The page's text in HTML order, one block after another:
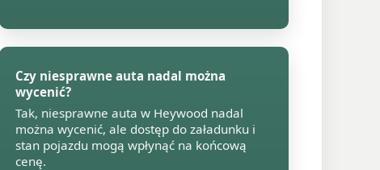
Czy niesprawne auta nadal można
wycenić?
Tak, niesprawne auta w Heywood nadal
można wycenić, ale dostęp do załadunku i
stan pojazdu mogą wpłynąć na końcową
cenę.